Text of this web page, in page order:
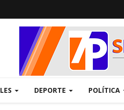
DEPORTE POLÍTICA